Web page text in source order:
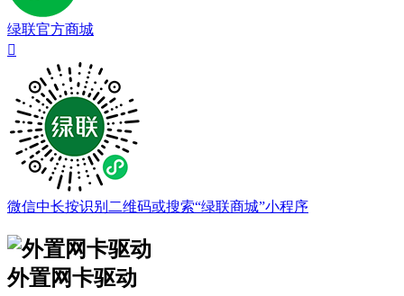
绿联官方商城

微信中长按识别二维码或搜索“绿联商城”小程序
外置网卡驱动